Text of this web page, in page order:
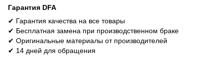
Гарантия DFA
✔ Гарантия качества на все товары
✔ Бесплатная замена при производственном браке
✔ Оригинальные материалы от производителей
✔ 14 дней для обращения